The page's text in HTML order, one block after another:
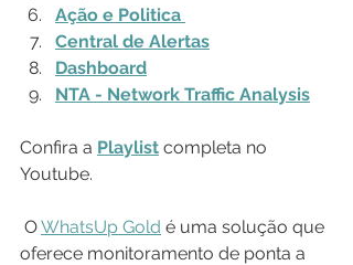
Ação e Politica
Central de Alertas
Dashboard
NTA - Network Traffic Analysis
Confira a Playlist completa no
Youtube.
O WhatsUp Gold é uma solução que
oferece monitoramento de ponta a